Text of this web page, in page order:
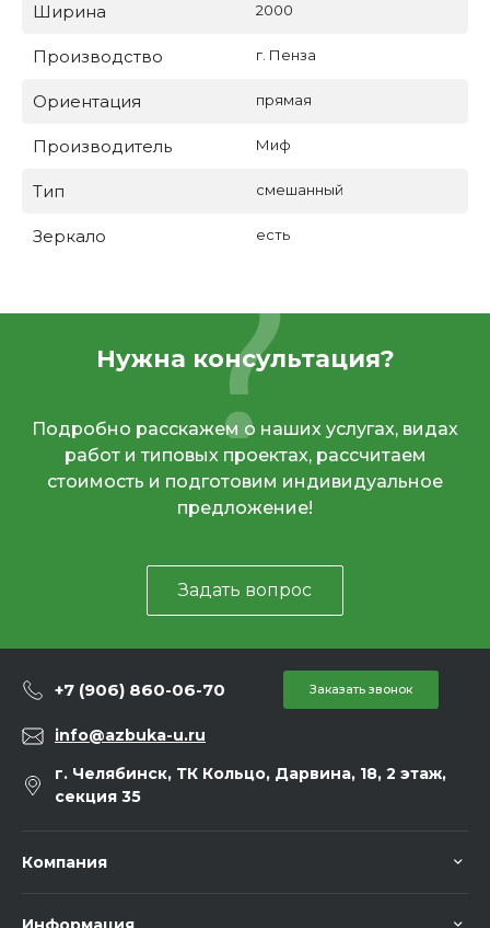
Ширина 2000
Производство г. Пенза
Ориентация прямая
Производитель Миф
Тип смешанный
Зеркало есть
Нужна консультация?
Подробно расскажем о наших услугах, видах
работ и типовых проектах, рассчитаем
стоимость и подготовим индивидуальное
предложение!
Задать вопрос
+7 (906) 860-06-70 Заказать звонок
info@azbuka-u.ru
г. Челябинск, ТК Кольцо, Дарвина, 18, 2 этаж,
секция 35
Компания